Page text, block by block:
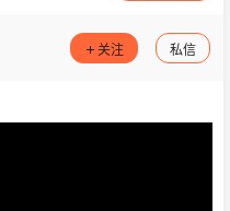
关注 私信